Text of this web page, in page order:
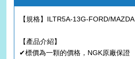
【規格】ILTR5A-13G-FORD/MAZDA
【產品介紹】
✔標價為一顆的價格，NGK原廠保證